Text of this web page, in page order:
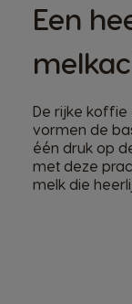
Een
De rijke koffie
vormen de
één druk op
met deze
melk die